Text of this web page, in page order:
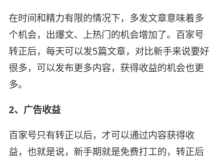
在时间和精力有限的情况下，多发文章意味着多
个机会，出爆文、上热门的机会增加了。百家号
转正后，每天可以发5篇文章，对比新手来说要好
很多，可以发布更多内容，获得收益的机会也更
多。
2、广告收益
百家号只有转正以后，才可以通过内容获得收
益，也就是说，新手期就是免费打工的，转正后